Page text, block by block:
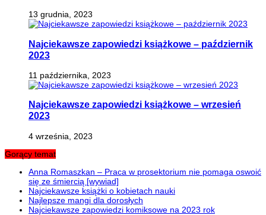
13 grudnia, 2023
Najciekawsze zapowiedzi książkowe – październik
2023
11 października, 2023
Najciekawsze zapowiedzi książkowe – wrzesień
2023
4 września, 2023
Gorący temat
Anna Romaszkan – Praca w prosektorium nie pomaga oswoić
się ze śmiercią [wywiad]
Najciekawsze książki o kobietach nauki
Najlepsze mangi dla dorosłych
Najciekawsze zapowiedzi komiksowe na 2023 rok